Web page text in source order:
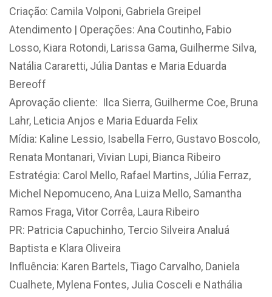
Criação: Camila Volponi, Gabriela Greipel
Atendimento | Operações: Ana Coutinho, Fabio
Losso, Kiara Rotondi, Larissa Gama, Guilherme Silva,
Natália Cararetti, Júlia Dantas e Maria Eduarda
Bereoff
Aprovação cliente: Ilca Sierra, Guilherme Coe, Bruna
Lahr, Leticia Anjos e Maria Eduarda Felix
Mídia: Kaline Lessio, Isabella Ferro, Gustavo Boscolo,
Renata Montanari, Vivian Lupi, Bianca Ribeiro
Estratégia: Carol Mello, Rafael Martins, Júlia Ferraz,
Michel Nepomuceno, Ana Luiza Mello, Samantha
Ramos Fraga, Vitor Corrêa, Laura Ribeiro
PR: Patricia Capuchinho, Tercio Silveira Analuá
Baptista e Klara Oliveira
Influência: Karen Bartels, Tiago Carvalho, Daniela
Cualhete, Mylena Fontes, Julia Cosceli e Nathália